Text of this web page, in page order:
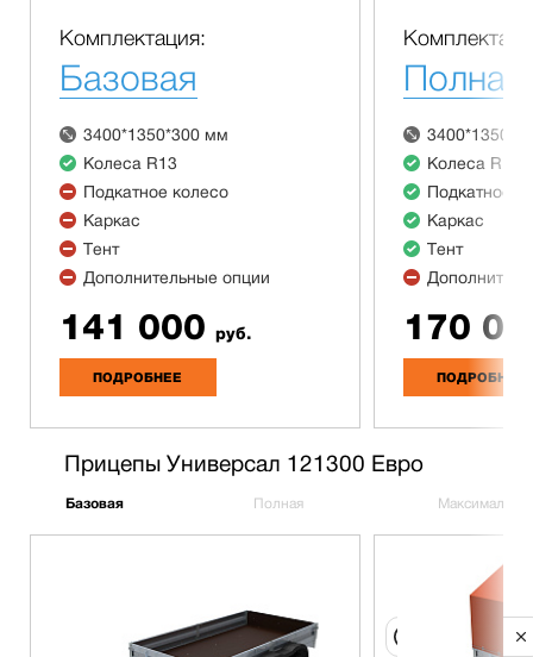
Комплектация:
Базовая
3400*1350*300 мм
Колеса R13
Подкатное колесо
Каркас
Тент
Дополнительные опции
141 000 руб.
ПОДРОБНЕЕ
Полная
Колеса R13
Подкатное
Каркас
Тент
170
ПОДРОБНЕЕ
Прицепы Универсал 121300 Евро
Базовая Полная Максимальная
Privacy notice